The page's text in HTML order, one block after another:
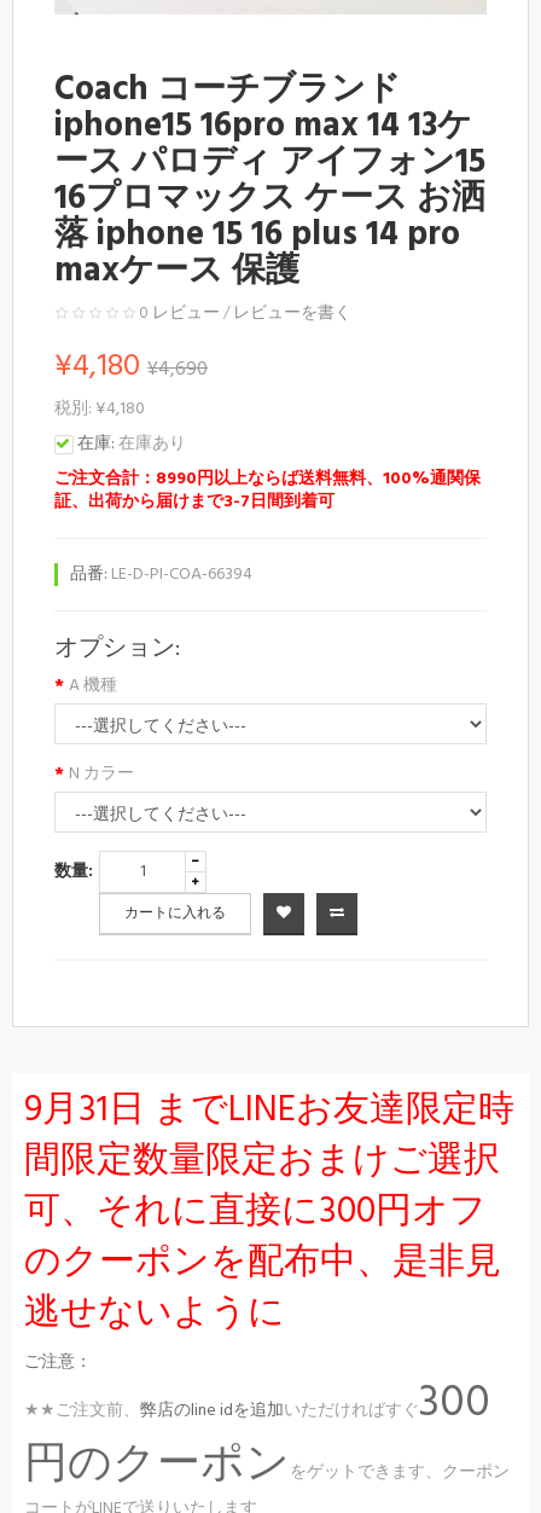
Coach コーチブランド
iphone15 16pro max 14 13ケ
ース パロディ アイフォン15
16プロマックス ケース お洒
落 iphone 15 16 plus 14 pro
maxケース 保護
0 レビュー/レビューを書く
¥4,180 ¥4,690
税別: ¥4,180
在庫:在庫あり
ご注文合計：8990円以上ならば送料無料、100%通関保
証、出荷から届けまで3-7日間到着可
品番: LE-D-PI-COA-66394
オプション:
A 機種
N カラー
数量:
カートに入れる
9月31日 までLINEお友達限定時
間限定数量限定おまけご選択
可、それに直接に300円オフ
のクーポンを配布中、是非見
逃せないように
ご注意：
★★ご注文前、 弊店のline idを追加いただければすぐ300
円のクーポン をゲットできます、クーポン